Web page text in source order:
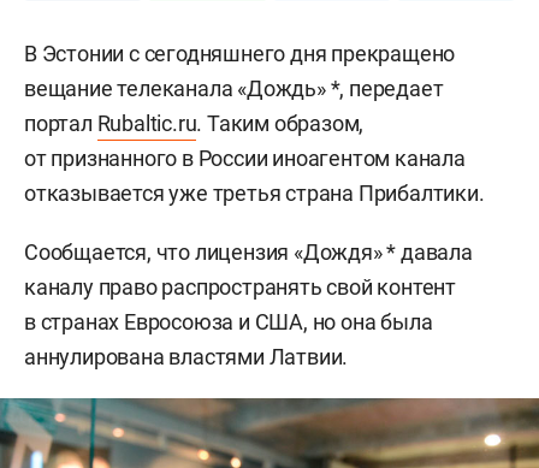
В Эстонии с сегодняшнего дня прекращено
вещание телеканала «Дождь» *, передает
портал Rubaltic.ru. Таким образом,
от признанного в России иноагентом канала
отказывается уже третья страна Прибалтики.
Сообщается, что лицензия «Дождя» * давала
каналу право распространять свой контент
в странах Евросоюза и США, но она была
аннулирована властями Латвии.